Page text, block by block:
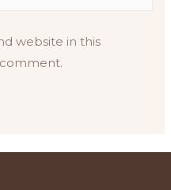
website in this